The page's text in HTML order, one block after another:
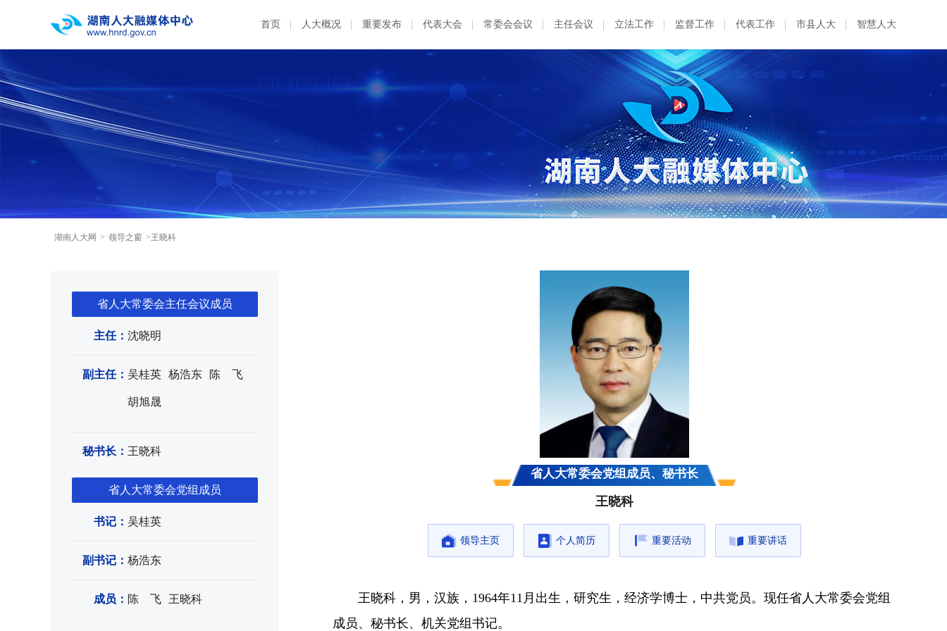
首页 人大概况 重要发布 代表大会 常委会会议 主任会议 立法工作 监督工作 代表工作 市县人大 智慧人大
湖南人大网 > 领导之窗 >王晓科
省人大常委会主任会议成员
主任：沈晓明
副主任：吴桂英 杨浩东 陈 飞
胡旭晟
秘书长： 王晓科
省人大常委会党组成员
书记：吴桂英
副书记：杨浩东
成员： 陈 飞 王晓科
省人大常委会党组成员、秘书长
王晓科
领导主页 个人简历 重要活动 重要讲话
王晓科，男，汉族，1964年11月出生，研究生，经济学博士，中共党员。现任省人大常委会党组
成员、秘书长、机关党组书记。